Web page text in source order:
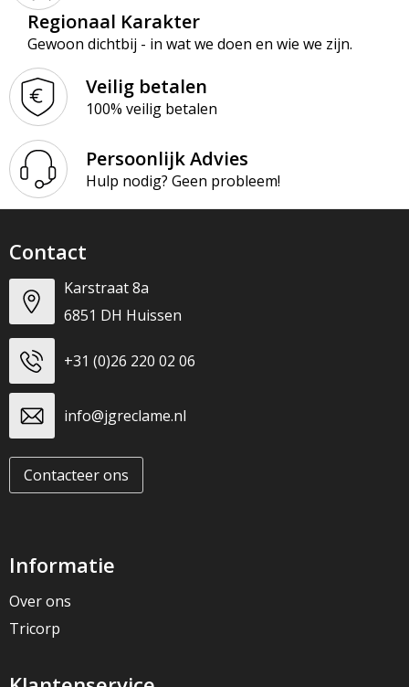
Regionaal Karakter
Gewoon dichtbij - in wat we doen en wie we zijn.
Veilig betalen
100% veilig betalen
Persoonlijk Advies
Hulp nodig? Geen probleem!
Contact
Karstraat 8a
6851 DH Huissen
+31 (0)26 220 02 06
info@jgreclame.nl
Contacteer ons
Informatie
Over ons
Tricorp